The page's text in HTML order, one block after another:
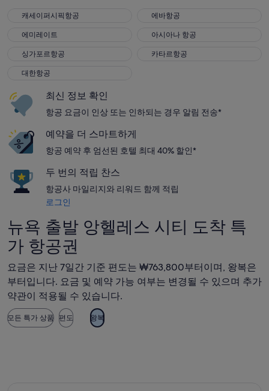
캐세이퍼시픽항공
캐세이퍼시픽항공 에바항공
에바항공
에미레이트
에미레이트 아시아나 항공
아시아나 항공
싱가포르항공
싱가포르항공 카타르항공
카타르항공
대한항공
대한항공
최신 정보 확인
항공 요금이 인상 또는 인하되는 경우 알림 전송*
예약을 더 스마트하게
항공 예약 후 엄선된 호텔 최대 40% 할인*
두 번의 적립 찬스
항공사 마일리지와 리워드 함께 적립
로그인
뉴욕 출발 앙헬레스 시티 도착 특
가 항공권
요금은 지난 7일간 기준 편도는 ₩763,800부터이며, 왕복은
부터입니다. 요금 및 예약 가능 여부는 변경될 수 있으며 추가
약관이 적용될 수 있습니다.
모든 특가 상품 편도 왕복